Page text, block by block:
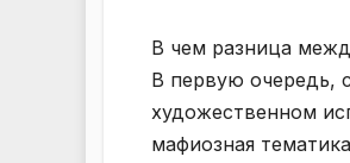
В чем разница
В первую очередь,
художественном
мафиозная